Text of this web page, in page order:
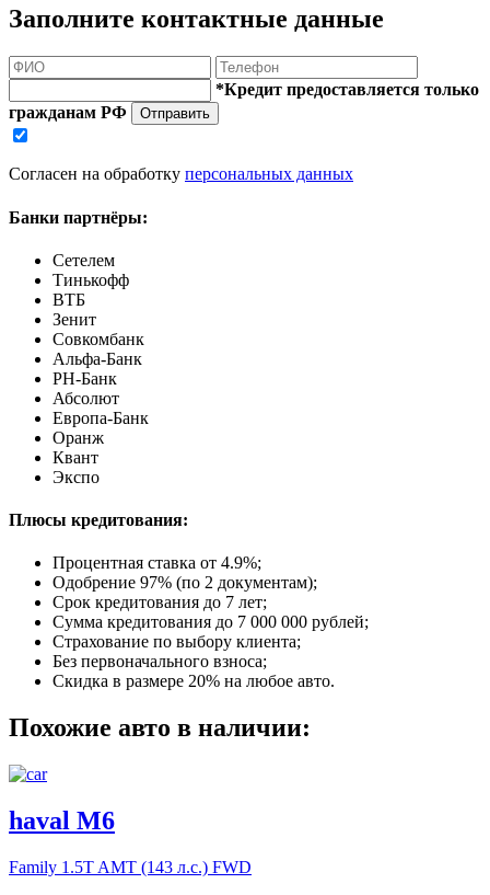
Заполните контактные данные
*Кредит предоставляется только
гражданам РФ
Отправить
Согласен на обработку персональных данных
Банки партнёры:
Сетелем
Тинькофф
ВТБ
Зенит
Совкомбанк
Альфа-Банк
РН-Банк
Абсолют
Европа-Банк
Оранж
Квант
Экспо
Плюсы кредитования:
Процентная ставка от 4.9%;
Одобрение 97% (по 2 документам);
Срок кредитования до 7 лет;
Сумма кредитования до 7 000 000 рублей;
Страхование по выбору клиента;
Без первоначального взноса;
Скидка в размере 20% на любое авто.
Похожие авто в наличии:
haval M6
Family 1.5T AMT (143 л.с.) FWD